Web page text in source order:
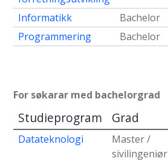
Informatikk Bachelor
Programmering
Bachelor
For søkarar med bachelorgrad
Studieprogram Grad
Datateknologi
Master /
sivilingeniør